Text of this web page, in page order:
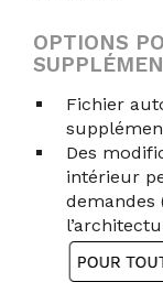
OPTIONS
Fichier
Des
intérieur
demandes